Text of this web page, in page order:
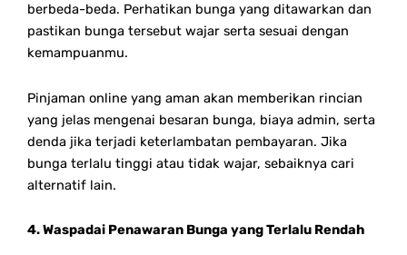
berbeda-beda. Perhatikan bunga yang ditawarkan dan
pastikan bunga tersebut wajar serta sesuai dengan
kemampuanmu.
Pinjaman online yang aman akan memberikan rincian
yang jelas mengenai besaran bunga, biaya admin, serta
denda jika terjadi keterlambatan pembayaran. Jika
bunga terlalu tinggi atau tidak wajar, sebaiknya cari
alternatif lain.
4. Waspadai Penawaran Bunga yang Terlalu Rendah